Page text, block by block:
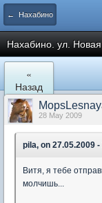
← Нахабино
Нахабино. ул.
«
Назад
28 May 2009
pila, on 27.05.2009
Витя, я тебе
молчишь...